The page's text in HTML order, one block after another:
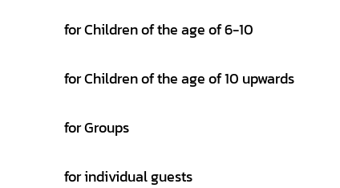
for Children of the age of 6-10
for Children of the age of 10 upwards
for Groups
for individual guests